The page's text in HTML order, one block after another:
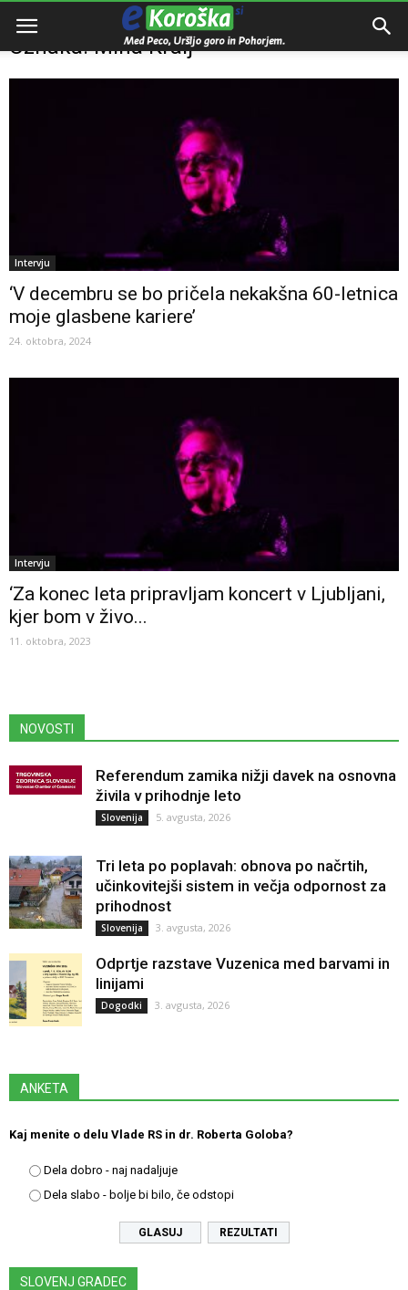
Domov Miha Kralj
Oznaka: Miha Kralj
Intervju
‘V decembru se bo pričela nekakšna 60-letnica
moje glasbene kariere’
24. oktobra, 2024
Intervju
‘Za konec leta pripravljam koncert v Ljubljani,
kjer bom v živo...
11. oktobra, 2023
NOVOSTI
Referendum zamika nižji davek na osnovna
živila v prihodnje leto
Slovenija 5. avgusta, 2026
Tri leta po poplavah: obnova po načrtih,
učinkovitejši sistem in večja odpornost za
prihodnost
Slovenija 3. avgusta, 2026
Odprtje razstave Vuzenica med barvami in
linijami
Dogodki 3. avgusta, 2026
ANKETA
Kaj menite o delu Vlade RS in dr. Roberta Goloba?
Dela dobro - naj nadaljuje
Dela slabo - bolje bi bilo, če odstopi
REZULTATI
SLOVENJ GRADEC